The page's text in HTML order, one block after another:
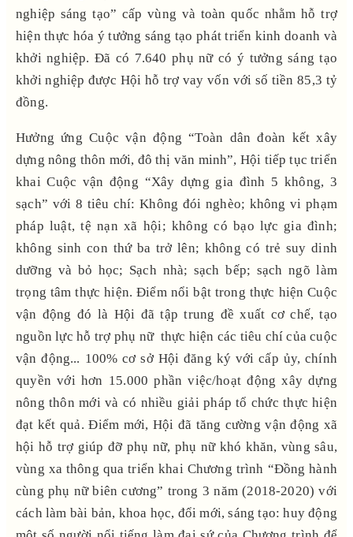
nghiệp sáng tạo” cấp vùng và toàn quốc nhằm hỗ trợ
hiện thực hóa ý tưởng sáng tạo phát triển kinh doanh và
khởi nghiệp. Đã có 7.640 phụ nữ có ý tưởng sáng tạo
khởi nghiệp được Hội hỗ trợ vay vốn với số tiền 85,3 tỷ
đồng.
Hưởng ứng Cuộc vận động “Toàn dân đoàn kết xây
dựng nông thôn mới, đô thị văn minh”, Hội tiếp tục triển
khai Cuộc vận động “Xây dựng gia đình 5 không, 3
sạch” với 8 tiêu chí: Không đói nghèo; không vi phạm
pháp luật, tệ nạn xã hội; không có bạo lực gia đình;
không sinh con thứ ba trở lên; không có trẻ suy dinh
dưỡng và bỏ học; Sạch nhà; sạch bếp; sạch ngõ làm
trọng tâm thực hiện. Điểm nổi bật trong thực hiện Cuộc
vận động đó là Hội đã tập trung đề xuất cơ chế, tạo
nguồn lực hỗ trợ phụ nữ thực hiện các tiêu chí của cuộc
vận động... 100% cơ sở Hội đăng ký với cấp ủy, chính
quyền với hơn 15.000 phần việc/hoạt động xây dựng
nông thôn mới và có nhiều giải pháp tổ chức thực hiện
đạt kết quả. Điểm mới, Hội đã tăng cường vận động xã
hội hỗ trợ giúp đỡ phụ nữ, phụ nữ khó khăn, vùng sâu,
vùng xa thông qua triển khai Chương trình “Đồng hành
cùng phụ nữ biên cương” trong 3 năm (2018-2020) với
cách làm bài bản, khoa học, đổi mới, sáng tạo: huy động